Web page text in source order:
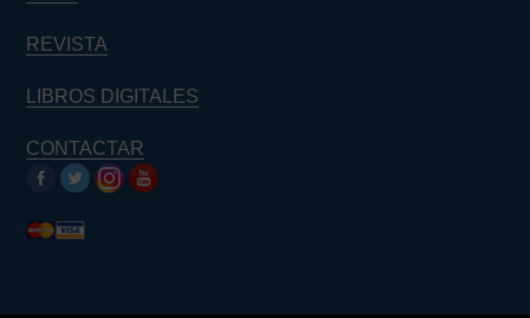
REVISTA
LIBROS DIGITALES
CONTACTAR